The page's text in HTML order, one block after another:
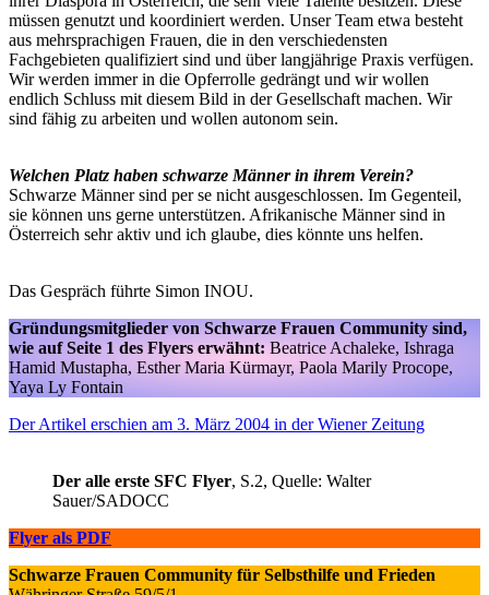
müssen genutzt und koordiniert werden. Unser Team etwa besteht
aus mehrsprachigen Frauen, die in den verschiedensten
Fachgebieten qualifiziert sind und über langjährige Praxis verfügen.
Wir werden immer in die Opferrolle gedrängt und wir wollen
endlich Schluss mit diesem Bild in der Gesellschaft machen. Wir
sind fähig zu arbeiten und wollen autonom sein.
Welchen Platz haben schwarze Männer in ihrem Verein?
Schwarze Männer sind per se nicht ausgeschlossen. Im Gegenteil,
sie können uns gerne unterstützen. Afrikanische Männer sind in
Österreich sehr aktiv und ich glaube, dies könnte uns helfen.
Das Gespräch führte Simon INOU.
Gründungsmitglieder von Schwarze Frauen Community sind,
wie auf Seite 1 des Flyers erwähnt: Beatrice Achaleke, Ishraga
Hamid Mustapha, Esther Maria Kürmayr, Paola Marily Procope,
Yaya Ly Fontain
Der Artikel erschien am 3. März 2004 in der Wiener Zeitung
Der alle erste SFC Flyer, S.2, Quelle: Walter
Sauer/SADOCC
Flyer als PDF
Schwarze Frauen Community für Selbsthilfe und Frieden